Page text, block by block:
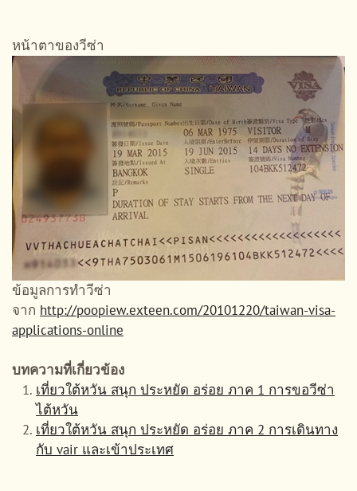
หน้าตาของวีซ่า
ข้อมูลการทำวีซ่า
จาก http://poopiew.exteen.com/20101220/taiwan-visa-
applications-online
บทความที่เกี่ยวข้อง
เที่ยวใต้หวัน สนุก ประหยัด อร่อย ภาค 1 การขอวีซ่า
ไต้หวัน
เที่ยวใต้หวัน สนุก ประหยัด อร่อย ภาค 2 การเดินทาง
กับ vair และเข้าประเทศ